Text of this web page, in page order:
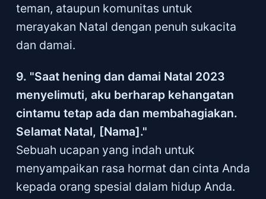
teman, ataupun komunitas untuk
merayakan Natal dengan penuh sukacita
dan damai.
9. "Saat hening dan damai Natal 2023
menyelimuti, aku berharap kehangatan
cintamu tetap ada dan membahagiakan.
Selamat Natal, [Nama]."
Sebuah ucapan yang indah untuk
menyampaikan rasa hormat dan cinta Anda
kepada orang spesial dalam hidup Anda.